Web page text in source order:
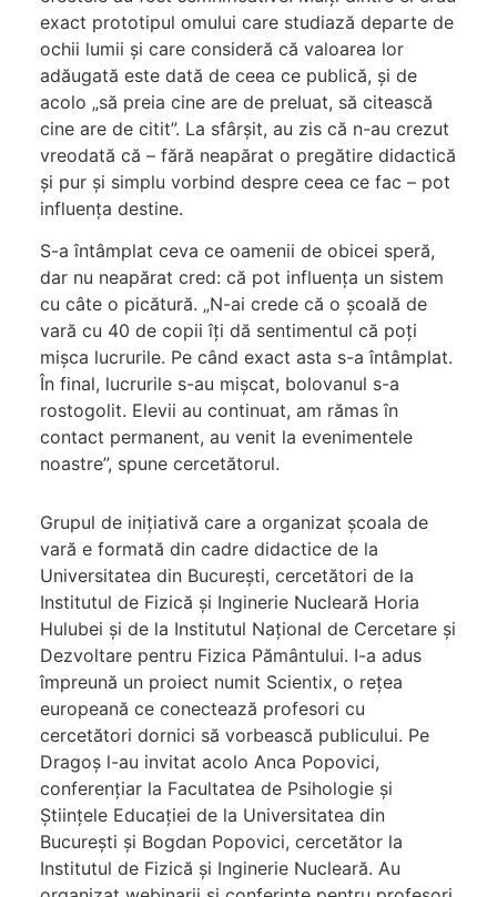
exact prototipul omului care studiază departe de
ochii lumii și care consideră că valoarea lor
adăugată este dată de ceea ce publică, și de
acolo „să preia cine are de preluat, să citească
cine are de citit”. La sfârșit, au zis că n-au crezut
vreodată că – fără neapărat o pregătire didactică
și pur și simplu vorbind despre ceea ce fac – pot
influența destine.
S-a întâmplat ceva ce oamenii de obicei speră,
dar nu neapărat cred: că pot influența un sistem
cu câte o picătură. „N-ai crede că o școală de
vară cu 40 de copii îți dă sentimentul că poți
mișca lucrurile. Pe când exact asta s-a întâmplat.
În final, lucrurile s-au mișcat, bolovanul s-a
rostogolit. Elevii au continuat, am rămas în
contact permanent, au venit la evenimentele
noastre”, spune cercetătorul.
Grupul de inițiativă care a organizat școala de
vară e formată din cadre didactice de la
Universitatea din București, cercetători de la
Institutul de Fizică și Inginerie Nucleară Horia
Hulubei și de la Institutul Naţional de Cercetare și
Dezvoltare pentru Fizica Pământului. I-a adus
împreună un proiect numit Scientix, o rețea
europeană ce conectează profesori cu
cercetători dornici să vorbească publicului. Pe
Dragoș l-au invitat acolo Anca Popovici,
conferențiar la Facultatea de Psihologie și
Științele Educației de la Universitatea din
Bucureşti și Bogdan Popovici, cercetător la
Institutul de Fizică și Inginerie Nucleară. Au